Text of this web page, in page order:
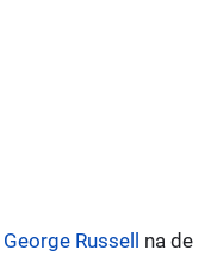
George Russell na de